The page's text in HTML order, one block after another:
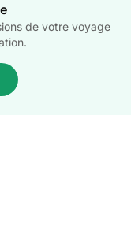
de votre voyage